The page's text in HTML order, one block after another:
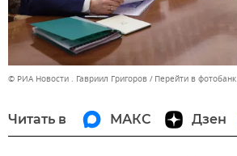
© РИА Новости . Гавриил Григоров Перейти в фотобанк
Читать в МАКС Дзен